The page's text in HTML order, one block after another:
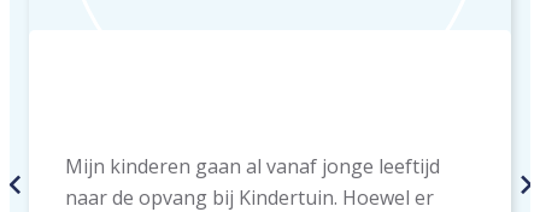
Mijn kinderen gaan al vanaf jonge leeftijd
naar de opvang bij Kindertuin. Hoewel er